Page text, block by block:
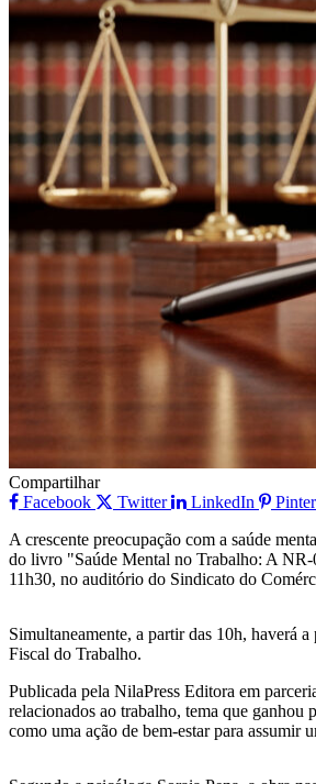
Compartilhar
Facebook
Twitter LinkedIn
A crescente preocupação com a saúde
do livro "Saúde Mental no Trabalho: A NR-
11h30, no auditório do Sindicato do
Simultaneamente, a partir das 10h, haverá
Fiscal do Trabalho.
Publicada pela NilaPress Editora em
relacionados ao trabalho, tema que ganhou
como uma ação de bem-estar para assumir